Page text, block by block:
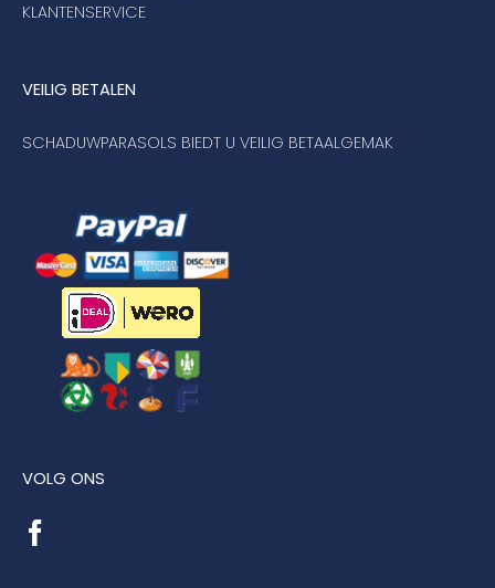
KLANTENSERVICE
VEILIG BETALEN
SCHADUWPARASOLS BIEDT U VEILIG BETAALGEMAK
VOLG ONS